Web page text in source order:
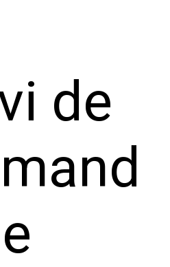
de
e